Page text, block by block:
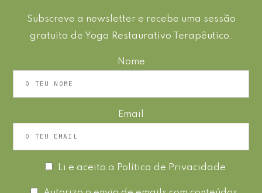
Subscreve a newsletter e recebe uma sessão
gratuita de Yoga Restaurativo Terapêutico.
Nome
Email
Li e aceito a Política de Privacidade